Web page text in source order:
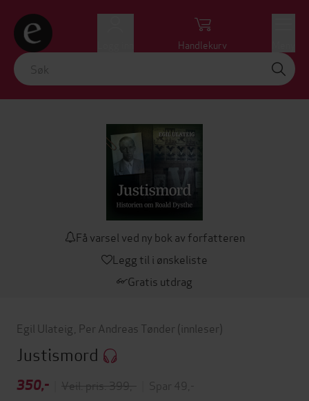
Handlekurv
Få varsel ved ny bok av forfatteren
Legg til i ønskeliste
Gratis utdrag
Egil Ulateig Per Andreas Tønder (innleser)
Justismord
350,- Veil. pris: 399,-
Spar 49,-